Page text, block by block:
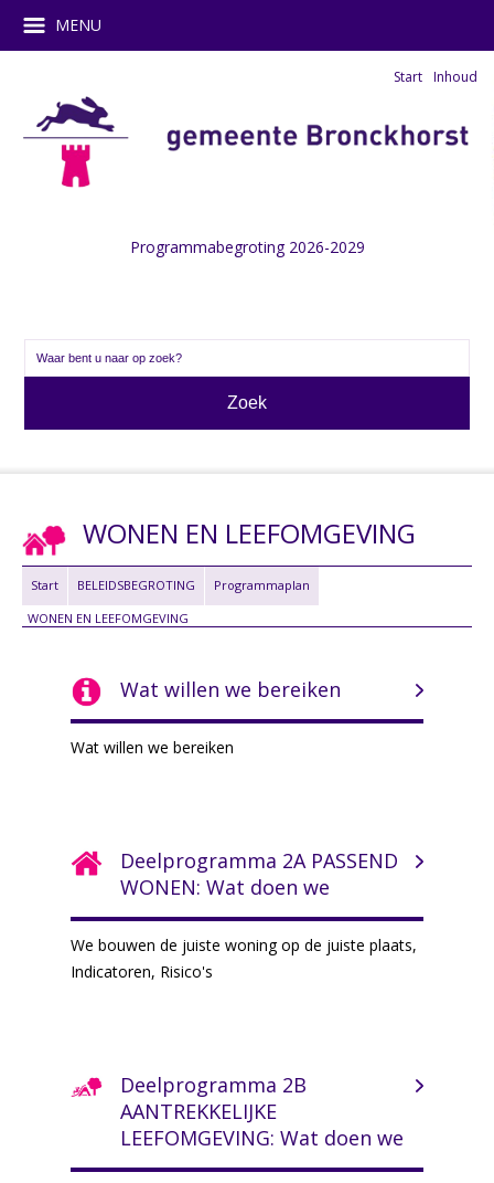
Programmabegroting 2026-2029
Start Inhoud
MENU
WONEN EN LEEFOMGEVING
Start BELEIDSBEGROTING
Programmaplan
WONEN EN LEEFOMGEVING
Wat willen we bereiken
Wat willen we bereiken
Deelprogramma 2A PASSEND
WONEN: Wat doen we
We bouwen de juiste woning op de juiste plaats,
Indicatoren, Risico's
Deelprogramma 2B
AANTREKKELIJKE
LEEFOMGEVING: Wat doen we